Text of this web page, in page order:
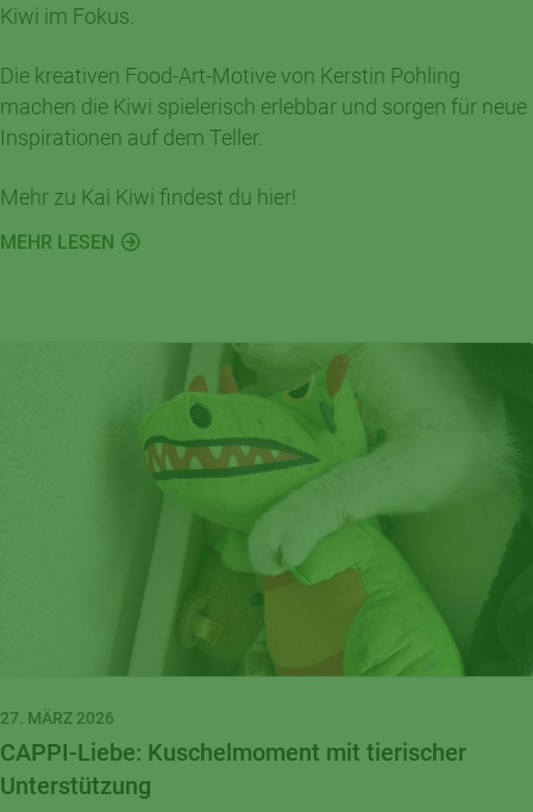
Kiwi im Fokus.
Die kreativen Food-Art-Motive von Kerstin Pohling
machen die Kiwi spielerisch erlebbar und sorgen für neue
Inspirationen auf dem Teller.
Mehr zu Kai Kiwi findest du hier!
MEHR LESEN
27. MÄRZ 2026
CAPPI-Liebe: Kuschelmoment mit tierischer
Unterstützung